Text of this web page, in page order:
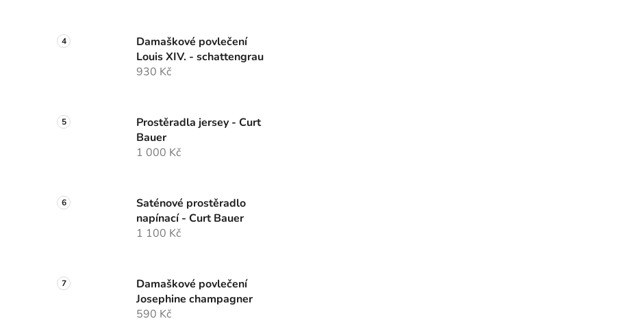
Damaškové povlečení
Louis XIV. - schattengrau
930 Kč
Prostěradla jersey - Curt
Bauer
1 000 Kč
Saténové prostěradlo
napínací - Curt Bauer
1 100 Kč
Damaškové povlečení
Josephine champagner
590 Kč